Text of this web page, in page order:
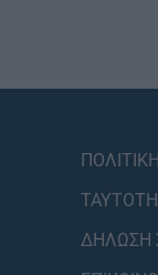
ΔΗΛΩΣΗ